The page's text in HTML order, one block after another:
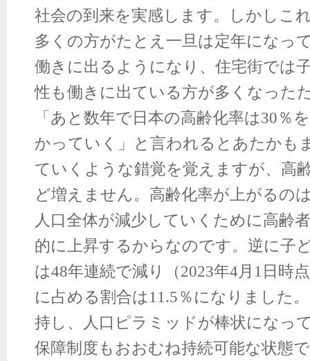
社会の到来を実感します。しかしこ
多くの方がたとえ一旦は定年になっ
働きに出るようになり、住宅街では
性も働きに出ている方が多くなった
「あと数年で日本の高齢化率は30％
かっていく」と言われるとあたかも
ていくような錯覚を覚えますが、高
ど増えません。高齢化率が上がるの
人口全体が減少していくために高齢
的に上昇するからなのです。逆に子
は48年連続で減り（2023年4月 1 日時
に占める割合は11.5％になりました
持し、人口ピラミッドが棒状になっ
保障制度もおおむね持続可能な状態